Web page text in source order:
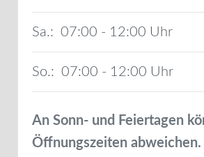
Sa.: 07:00 - 12:00
So.: 07:00 - 12:00
An Sonn- und Feiertagen
Öffnungszeiten abweichen.